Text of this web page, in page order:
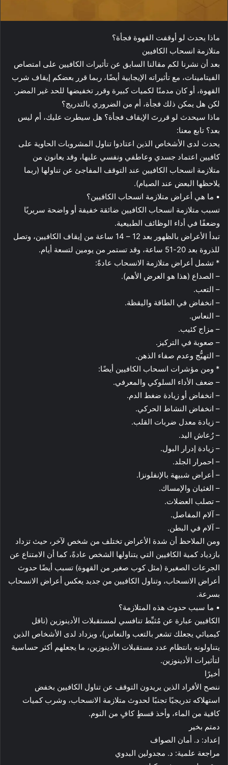
ماذا يحدث لو أوقفت القهوة فجأة؟
متلازمة انسحاب الكافيين
بعد أن نشرنا لكم مقالنا السابق عن تأثيرات الكافيين على امتصاص
الفيتامينات، مع تأثيراته الإيجابية أيضًا، ربما قرر بعضكم إيقاف شرب
القهوة، أو كان مدمنًا لكميات كبيرة وقرر تخفيضها للحد غير المضر.
لكن هل يمكن ذلك فجأة، أم من الضروري بالتدريج؟
ماذا سيحدث لو قررتَ الإيقاف فجأة؟ هل سيطرت عليك، أم ليس
بعد؟ تابع معنا:
يحدث لدى الأشخاص الذين اعتادوا تناول المشروبات الحاوية على
كافيين اعتماد جسدي وعاطفي ونفسي عليها، وقد يعانون من
متلازمة انسحاب الكافيين عند التوقف المفاجئ عن تناولها (ربما
يلاحظها البعض عند الصيام).
• ما هي أعراض متلازمة انسحاب الكافيين؟
تسبب متلازمة انسحاب الكافيين ضائقة خفيفة أو واضحة سريريًا
وضعفًا في أداء الوظائف الطبيعية.
تبدأ الأعراض بالظهور بعد 12 – 14 ساعة من إيقاف الكافيين، وتصل
للذروة بعد 20-51 ساعة، وقد تستمر من يومين لتسعة أيام.
* تشمل أعراض متلازمة الانسحاب عادةً:
– الصداع (هذا هو العرض الأهم).
– التعب.
– انخفاض في الطاقة واليقظة.
– النعاس.
– مزاج كئيب.
– صعوبة في التركيز.
– التهيُّج وعدم صفاء الذهن.
* ومن مؤشرات انسحاب الكافيين أيضًا:
– ضعف الأداء السلوكي والمعرفي.
– انخفاض أو زيادة ضغط الدم.
– انخفاض النشاط الحركي.
– زيادة معدل ضربات القلب.
– رُعاش اليد.
– زيادة إدرار البول.
– احمرار الجلد.
– أعراض شبيهة بالإنفلونزا.
– الغثيان والإمساك.
– تصلب العضلات.
– آلام المفاصل.
– آلام في البطن.
ومن الملاحظ أن شدة الأعراض تختلف من شخص لآخر، حيث تزداد
بازدياد كمية الكافيين التي يتناولها الشخص عادةً، كما أن الامتناع عن
الجرعات الصغيرة (مثل كوب صغير من القهوة) تسبب أيضًا حدوث
أعراض الانسحاب، وتناول الكافيين من جديد يعكس أعراض الانسحاب
بسرعة.
• ما سبب حدوث هذه المتلازمة؟
الكافيين عبارة عن مُثبِّط تنافسي لمستقبلات الأدينوزين (ناقل
كيميائي يجعلك تشعر بالتعب والنعاس)، ويزداد لدى الأشخاص الذين
يتناولونه بانتظام عدد مستقبلات الأدينوزين، ما يجعلهم أكثر حساسية
لتأثيرات الأدينوزين.
أخيرًا
ننصح الأفراد الذين يريدون التوقف عن تناول الكافيين بخفض
استهلاكه تدريجيًا تجنبًا لحدوث متلازمة الانسحاب، وشرب كميات
كافية من الماء، وأخذ قسطٍ كافٍ من النوم.
دمتم بخير
إعداد: د. أمان الصواف
مراجعة علمية: د. مجدولين البدوي